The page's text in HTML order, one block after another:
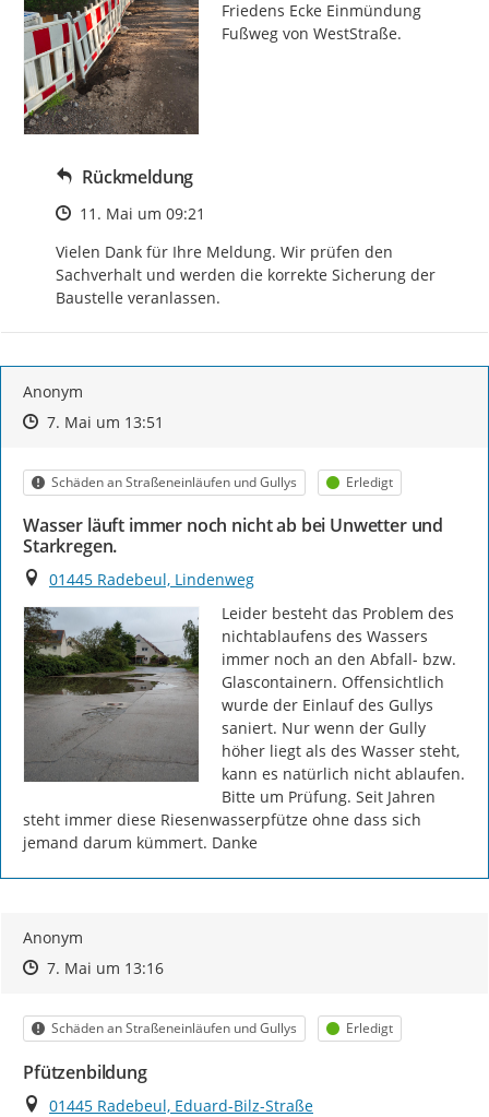
Friedens Ecke Einmündung
Fußweg von WestStraße.
Rückmeldung
Zeitpunkt des Erstellens
11. Mai um 09:21
Vielen Dank für Ihre Meldung. Wir prüfen den
Sachverhalt und werden die korrekte Sicherung der
Baustelle veranlassen.
Anonym
Zeitpunkt des Erstellens
Zeitpunkt des Erstellens
7. Mai um 13:51
Kategorie
Schäden an Straßeneinläufen und Gullys Status
Erledigt
Wasser läuft immer noch nicht ab bei Unwetter und
Starkregen.
Ort
01445 Radebeul, Lindenweg
Leider besteht das Problem des
nichtablaufens des Wassers
immer noch an den Abfall- bzw.
Glascontainern. Offensichtlich
wurde der Einlauf des Gullys
saniert. Nur wenn der Gully
höher liegt als des Wasser steht,
kann es natürlich nicht ablaufen.
Bitte um Prüfung. Seit Jahren
steht immer diese Riesenwasserpfütze ohne dass sich
jemand darum kümmert. Danke
Anonym
Zeitpunkt des Erstellens
Zeitpunkt des Erstellens
7. Mai um 13:16Zur Äußerung
Kategorie
Schäden an Straßeneinläufen und Gullys Status
Erledigt
Pfützenbildung
Ort
01445 Radebeul, Eduard-Bilz-Straße